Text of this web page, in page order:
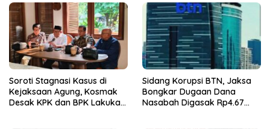
Soroti Stagnasi Kasus di
Kejaksaan Agung, Kosmak
Desak KPK dan BPK Lakukan
Sidang Korupsi BTN, Jaksa
Bongkar Dugaan Dana
Nasabah Digasak Rp4.67